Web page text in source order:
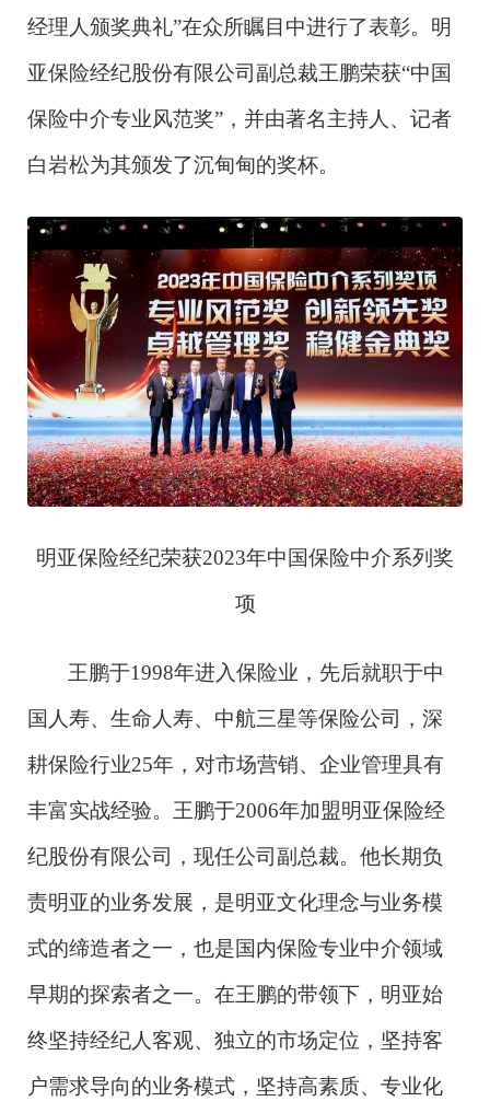
经理人颁奖典礼”在众所瞩目中进行了表彰。明
亚保险经纪股份有限公司副总裁王鹏荣获“中国
保险中介专业风范奖”，并由著名主持人、记者
白岩松为其颁发了沉甸甸的奖杯。
明亚保险经纪荣获2023年中国保险中介系列奖
项
王鹏于1998年进入保险业，先后就职于中
国人寿、生命人寿、中航三星等保险公司，深
耕保险行业25年，对市场营销、企业管理具有
丰富实战经验。王鹏于2006年加盟明亚保险经
纪股份有限公司，现任公司副总裁。他长期负
责明亚的业务发展，是明亚文化理念与业务模
式的缔造者之一，也是国内保险专业中介领域
早期的探索者之一。在王鹏的带领下，明亚始
终坚持经纪人客观、独立的市场定位，坚持客
户需求导向的业务模式，坚持高素质、专业化